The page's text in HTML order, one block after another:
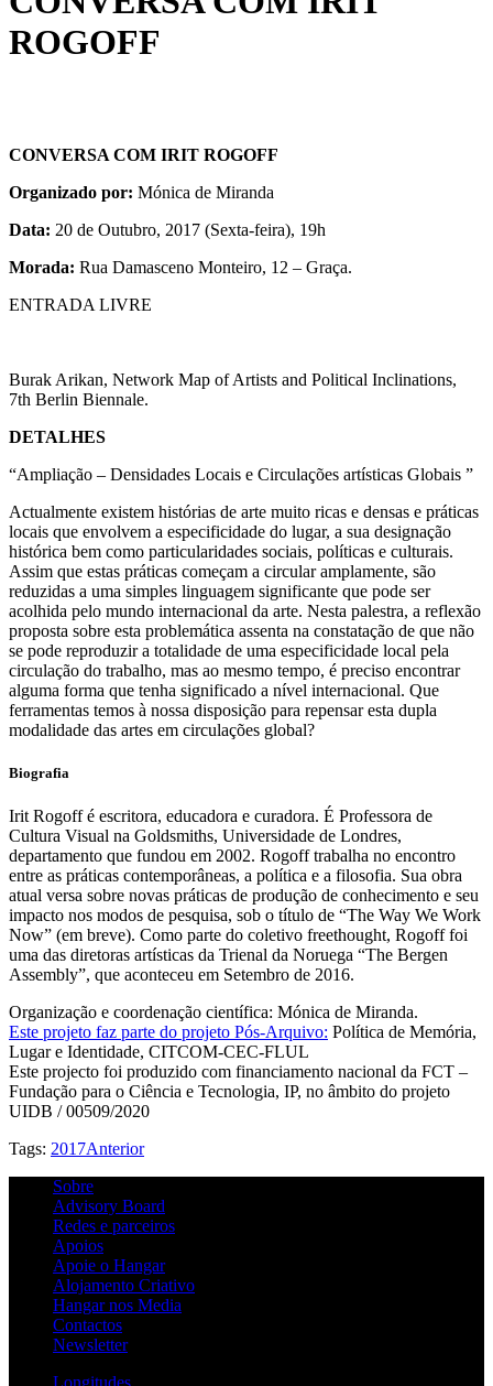
ROGOFF
CONVERSA COM IRIT ROGOFF
Organizado por: Mónica de Miranda
Data: 20 de Outubro, 2017 (Sexta-feira), 19h
Morada: Rua Damasceno Monteiro, 12 – Graça.
ENTRADA LIVRE
Burak Arikan, Network Map of Artists and Political Inclinations,
7th Berlin Biennale.
DETALHES
“Ampliação – Densidades Locais e Circulações artísticas Globais ”
Actualmente existem histórias de arte muito ricas e densas e práticas
locais que envolvem a especificidade do lugar, a sua designação
histórica bem como particularidades sociais, políticas e culturais.
Assim que estas práticas começam a circular amplamente, são
reduzidas a uma simples linguagem significante que pode ser
acolhida pelo mundo internacional da arte. Nesta palestra, a reflexão
proposta sobre esta problemática assenta na constatação de que não
se pode reproduzir a totalidade de uma especificidade local pela
circulação do trabalho, mas ao mesmo tempo, é preciso encontrar
alguma forma que tenha significado a nível internacional. Que
ferramentas temos à nossa disposição para repensar esta dupla
modalidade das artes em circulações global?
Biografia
Irit Rogoff é escritora, educadora e curadora. É Professora de
Cultura Visual na Goldsmiths, Universidade de Londres,
departamento que fundou em 2002. Rogoff trabalha no encontro
entre as práticas contemporâneas, a política e a filosofia. Sua obra
atual versa sobre novas práticas de produção de conhecimento e seu
impacto nos modos de pesquisa, sob o título de “The Way We Work
Now” (em breve). Como parte do coletivo freethought, Rogoff foi
uma das diretoras artísticas da Trienal da Noruega “The Bergen
Assembly”, que aconteceu em Setembro de 2016.
Organização e coordenação científica: Mónica de Miranda.
Este projeto faz parte do projeto Pós-Arquivo: Política de Memória,
Lugar e Identidade, CITCOM-CEC-FLUL
Este projecto foi produzido com financiamento nacional da FCT –
Fundação para o Ciência e Tecnologia, IP, no âmbito do projeto
UIDB / 00509/2020
Tags: 2017Anterior
Sobre
Advisory Board
Redes e parceiros
Apoios
Apoie o Hangar
Alojamento Criativo
Hangar nos Media
Contactos
Newsletter